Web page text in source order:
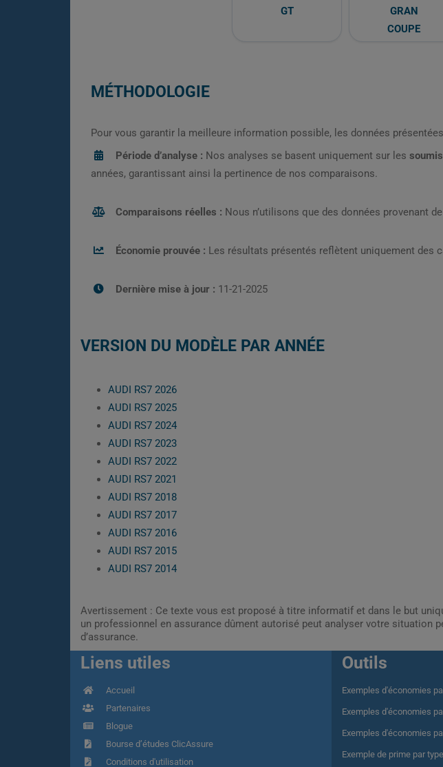
GT
GRAN
COUPE
MÉTHODOLOGIE
Pour vous garantir la meilleure information possible, les données
Période d’analyse : Nos analyses se basent uniquement sur les
années, garantissant ainsi la pertinence de nos comparaisons.
Comparaisons réelles : Nous n’utilisons que des données provenant
Économie prouvée : Les résultats présentés reflètent uniquement des
Dernière mise à jour : 11-21-2025
VERSION DU MODÈLE PAR ANNÉE
AUDI RS7 2026
AUDI RS7 2025
AUDI RS7 2024
AUDI RS7 2023
AUDI RS7 2022
AUDI RS7 2021
AUDI RS7 2018
AUDI RS7 2017
AUDI RS7 2016
AUDI RS7 2015
AUDI RS7 2014
Avertissement : Ce texte vous est proposé à titre informatif et dans le but
un professionnel en assurance dûment autorisé peut analyser votre
d’assurance.
Liens utiles
Accueil
Partenaires
Blogue
Bourse d’études ClicAssure
Conditions d'utilisation
Outils
Exemples d'économies
Exemples d'économies
Exemples d'économies
Exemple de prime par